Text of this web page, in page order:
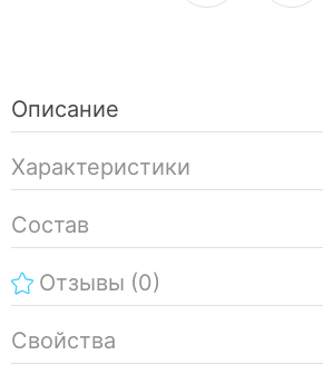
Описание
Характеристики
Состав
Отзывы (0)
Свойства